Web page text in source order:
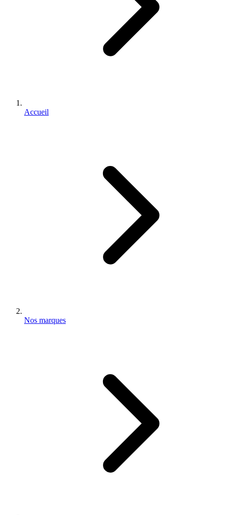
Accueil
Nos marques